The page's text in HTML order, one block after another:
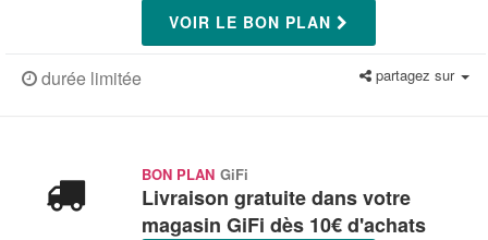
VOIR LE BON PLAN
durée limitée partagez sur
BON PLAN GiFi
Livraison gratuite dans votre
magasin GiFi dès 10€ d'achats